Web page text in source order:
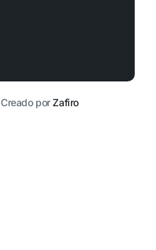
porZafiro